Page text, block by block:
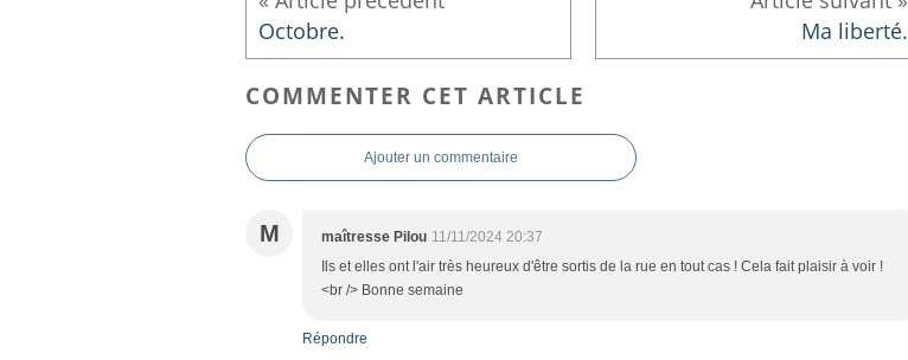
Octobre. Ma liberté.
COMMENTER CET ARTICLE
Ajouter un commentaire
M maîtresse Pilou 11/11/2024 20:37
Ils et elles ont l'air très heureux d'être sortis de la rue en tout cas ! Cela fait plaisir à voir !
<br /> Bonne semaine
Répondre